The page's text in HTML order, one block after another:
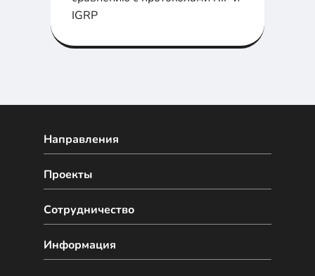
IGRP
Направления
Сотрудничество
Проекты
Информация